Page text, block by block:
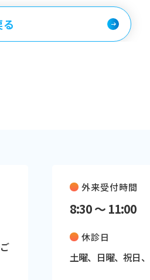
外来受付時間
8:30 〜 11:00
休診日
土曜、日曜、祝日、